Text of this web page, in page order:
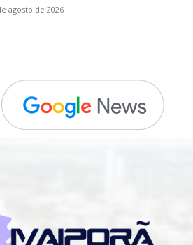
agosto de 2026